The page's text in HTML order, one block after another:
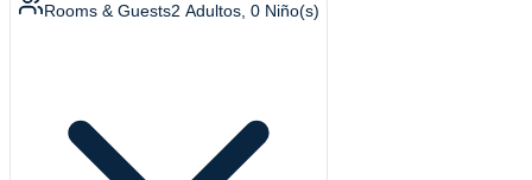
Rooms & Guests2 Adultos 0 Niño(s)